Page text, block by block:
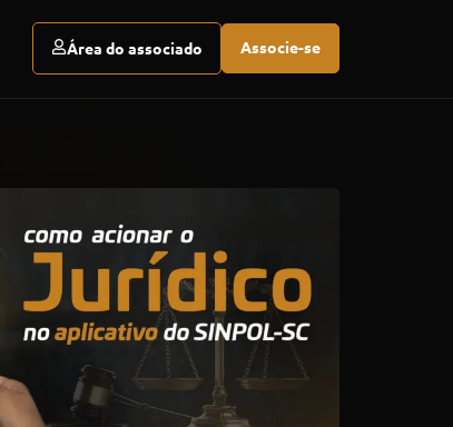
Área do associado Associe-se